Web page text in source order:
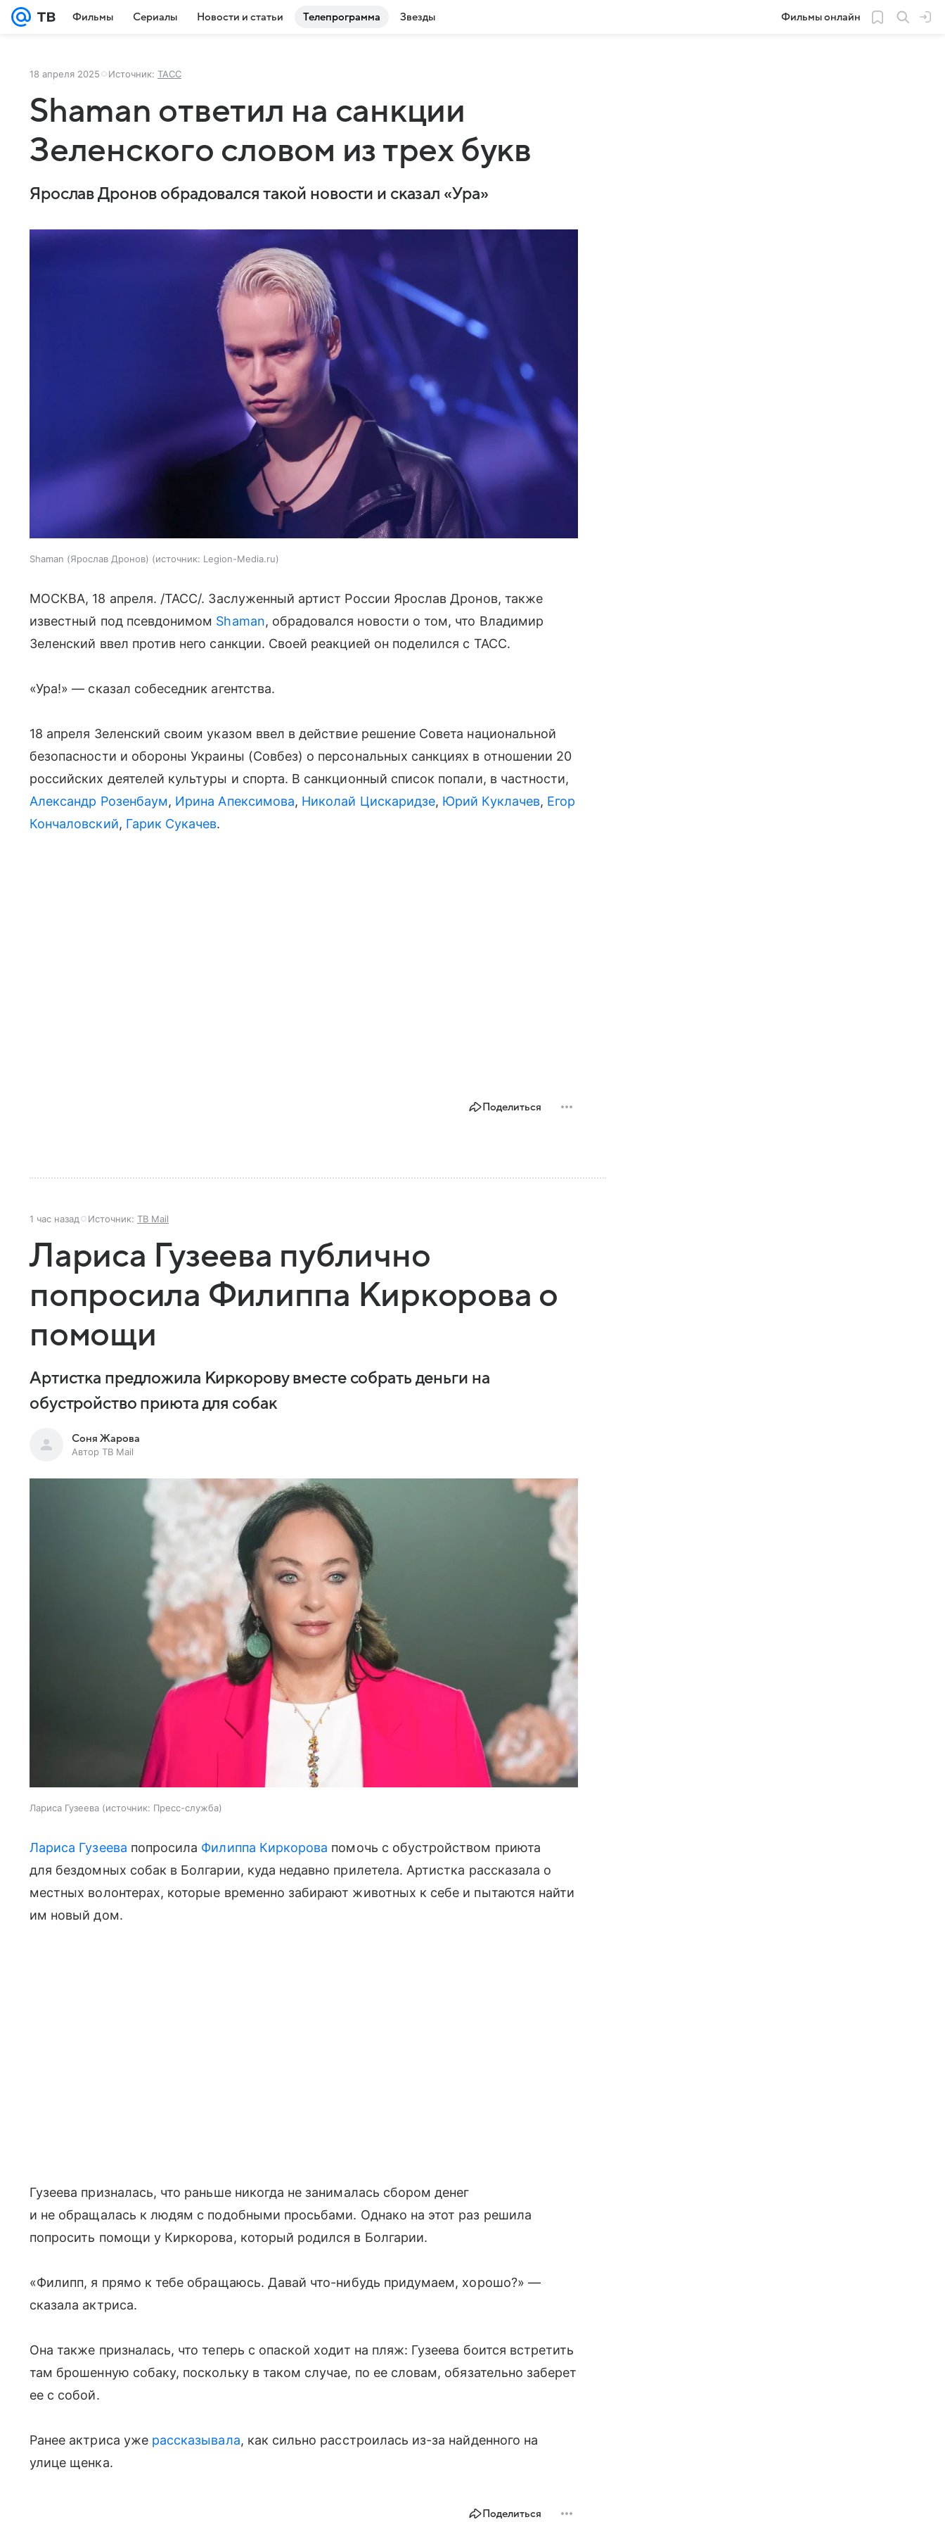
Фильмы Сериалы Новости и статьи Телепрограмма Звезды Фильмы онлайн
18 апреля 2025 Источник: ТАСС
Shaman ответил на санкции
Зеленского словом из трех букв
Ярослав Дронов обрадовался такой новости и сказал «Ура»
Shaman (Ярослав Дронов) источник: Legion-Media.ru
МОСКВА, 18 апреля. /ТАСС/. Заслуженный артист России Ярослав Дронов, также
известный под псевдонимом Shaman, обрадовался новости о том, что Владимир
Зеленский ввел против него санкции. Своей реакцией он поделился с ТАСС.
«Ура!» — сказал собеседник агентства.
18 апреля Зеленский своим указом ввел в действие решение Совета национальной
безопасности и обороны Украины (Совбез) о персональных санкциях в отношении 20
российских деятелей культуры и спорта. В санкционный список попали, в частности,
Александр Розенбаум, Ирина Апексимова, Николай Цискаридзе, Юрий Куклачев, Егор
Кончаловский, Гарик Сукачев.
Поделиться
1 час назад Источник: ТВ Mail
Лариса Гузеева публично
попросила Филиппа Киркорова о
помощи
Артистка предложила Киркорову вместе собрать деньги на
обустройство приюта для собак
Соня Жарова
Автор ТВ Mail
Лариса Гузеева источник: Пресс-служба
Лариса Гузеева попросила Филиппа Киркорова помочь с обустройством приюта
для бездомных собак в Болгарии, куда недавно прилетела. Артистка рассказала о
местных волонтерах, которые временно забирают животных к себе и пытаются найти
им новый дом.
Гузеева призналась, что раньше никогда не занималась сбором денег
и не обращалась к людям с подобными просьбами. Однако на этот раз решила
попросить помощи у Киркорова, который родился в Болгарии.
«Филипп, я прямо к тебе обращаюсь. Давай что-нибудь придумаем, хорошо?» —
сказала актриса.
Она также призналась, что теперь с опаской ходит на пляж: Гузеева боится встретить
там брошенную собаку, поскольку в таком случае, по ее словам, обязательно заберет
ее с собой.
Ранее актриса уже рассказывала, как сильно расстроилась из-за найденного на
улице щенка.
Поделиться